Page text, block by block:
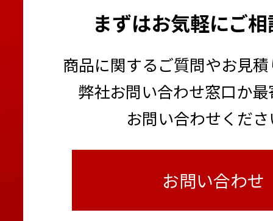
まずはお気軽にご
商品に関するご質問やお見
弊社お問い合わせ窓口か
お問い合わせくだ
お問い合わせ